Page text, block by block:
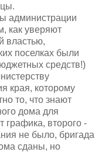
администрации
как уверяют
властью,
поселках были
средств!)
края, которому
то, что знают
дома для
графика, второго -
не было, бригада
сданы, но